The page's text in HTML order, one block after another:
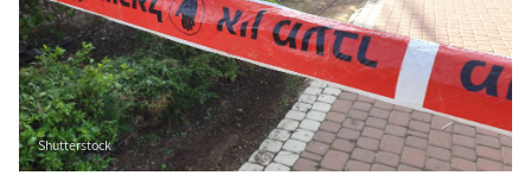
Shutterstock